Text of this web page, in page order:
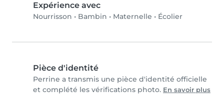
Expérience avec
Nourrisson • Bambin • Maternelle • Écolier
Pièce d'identité
Perrine a transmis une pièce d'identité officielle
et complété les vérifications photo. En savoir plus